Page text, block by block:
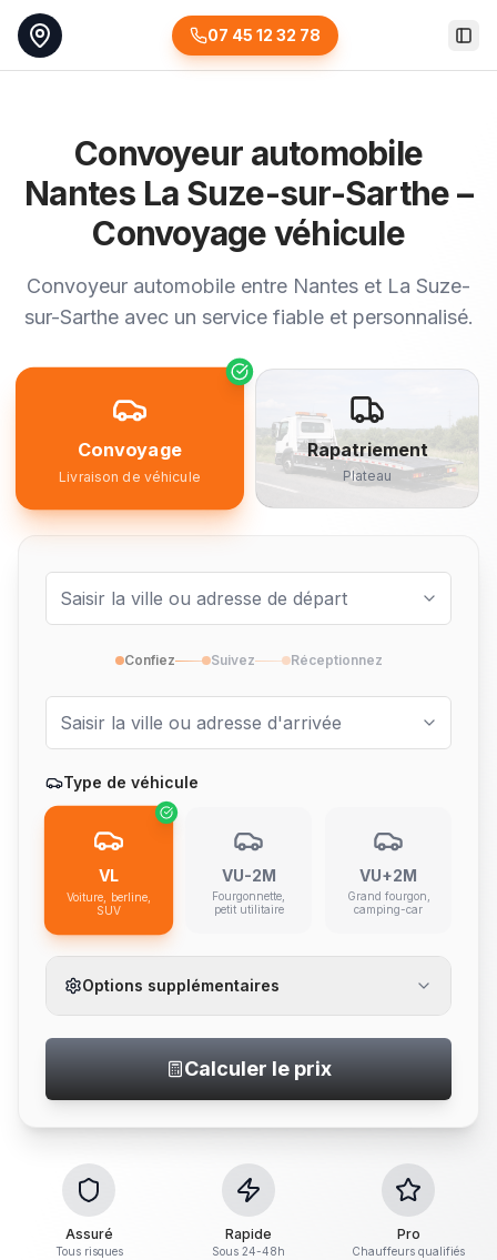
07 45 12 32 78
Convoyeur automobile
Nantes La Suze-sur-Sarthe –
Convoyage véhicule
Convoyeur automobile entre Nantes et La Suze-
sur-Sarthe avec un service fiable et personnalisé.
Convoyage
Livraison de véhicule
Rapatriement
Plateau
Confiez Suivez Réceptionnez
Type de véhicule
VL
Voiture, berline,
SUV
VU-2M
Fourgonnette,
petit utilitaire
VU+2M
Grand fourgon,
camping-car
Options supplémentaires
Calculer le prix
Assuré
Tous risques
Rapide
Sous 24-48h
Pro
Chauffeurs qualifiés